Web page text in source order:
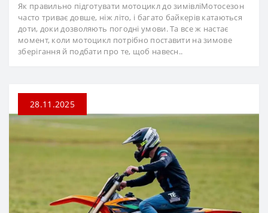
Як правильно підготувати мотоцикл до зимівліМотосезон
часто триває довше, ніж літо, і багато байкерів катаються
доти, доки дозволяють погодні умови. Та все ж настає
момент, коли мотоцикл потрібно поставити на зимове
зберігання й подбати про те, щоб навесн..
28.11.2025